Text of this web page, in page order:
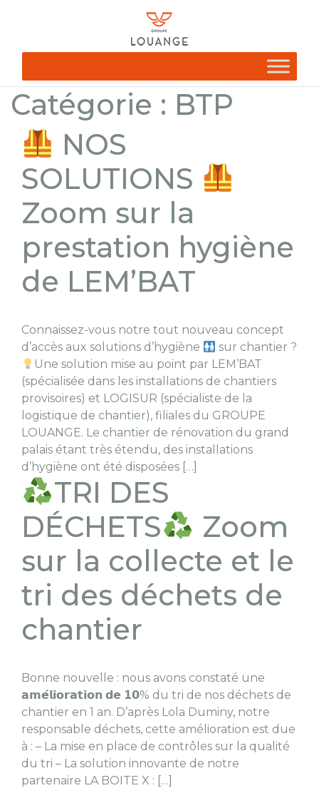
Catégorie : BTP
NOS
SOLUTIONS
Zoom sur la
prestation hygiène
de LEM’BAT
Connaissez-vous notre tout nouveau concept
d’accès aux solutions d’hygiène
sur chantier ?
Une solution mise au point par LEM’BAT
(spécialisée dans les installations de chantiers
provisoires) et LOGISUR (spécialiste de la
logistique de chantier), filiales du GROUPE
LOUANGE. Le chantier de rénovation du grand
palais étant très étendu, des installations
d’hygiène ont été disposées […]
TRI DES
DÉCHETS
Zoom
sur la collecte et le
tri des déchets de
chantier
Bonne nouvelle : nous avons constaté une
𝗮𝗺𝗲́𝗹𝗶𝗼𝗿𝗮𝘁𝗶𝗼𝗻 𝗱𝗲 𝟭𝟬% du tri de nos déchets de
chantier en 1 an. D’après Lola Duminy, notre
responsable déchets, cette amélioration est due
à : – La mise en place de contrôles sur la qualité
du tri – La solution innovante de notre
partenaire LA BOITE X : […]